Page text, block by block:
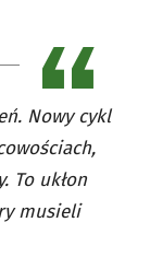
Nowy cykl
To ukłon
musieli